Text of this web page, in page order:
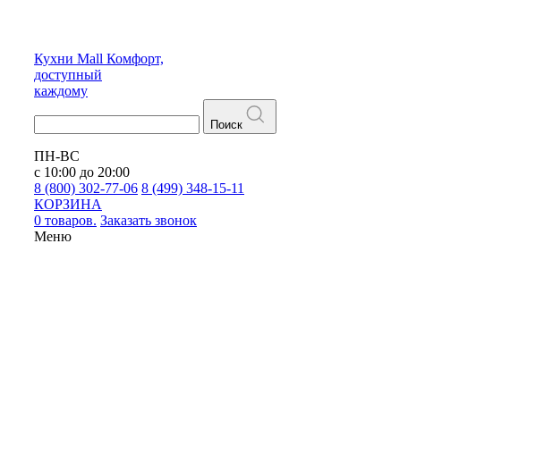
Кухни Mall Комфорт,
доступный
каждому
Поиск
ПН-ВС
с 10:00 до 20:00
8 (800) 302-77-06 8 (499) 348-15-11
КОРЗИНА
0 товаров. Заказать звонок
Меню